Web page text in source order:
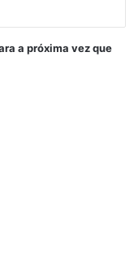
a próxima vez que